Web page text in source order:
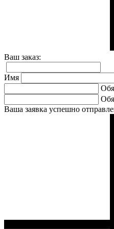
Ваш заказ:
Имя
Ваша заявка успешно